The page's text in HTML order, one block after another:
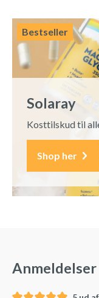
Bestseller
Solaray
Kosttilskud til
Shop her
Anmeldelser